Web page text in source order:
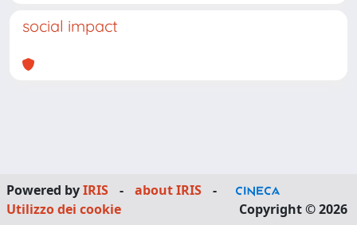
social impact
Powered byIRIS - about IRIS
-
Utilizzo dei cookie
Copyright © 2026